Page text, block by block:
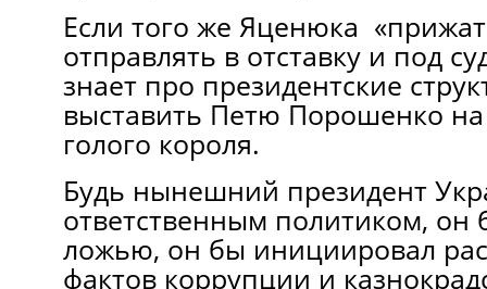
Если того же Яценюка
отправлять в отставку и под
знает про президентские
выставить Петю Порошенко
голого короля.
Будь нынешний президент
ответственным политиком, он
ложью, он бы инициировал
фактов коррупции и